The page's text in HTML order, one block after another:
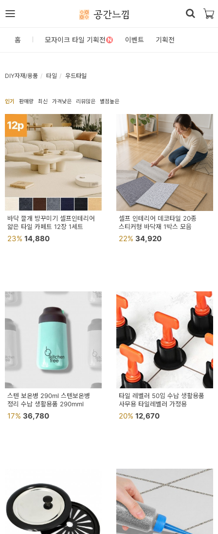
공간느낌
카
테
고
리
DIY
재/
용
품
침
구
인
소
품
그
튼/
홈 모자이크 타일 기획전 N 이벤트 기획전
DIY자재/용품 타일 우드타일
인기 판매량 최신 가격낮은 리뷰많은 별점높은
바닥 깔개 방꾸미기 셀프인테리어
얇은 타일 카페트 12장 1세트
23% 14,880
셀프 인테리어 데코타일 20종
스티커형 바닥재 1박스 모음
22% 34,920
스텐 보온병 290ml 스텐보온병
정리 수납 생활용품 290mml
17% 36,780
타일 레벨러 50입 수납 생활용품
사무용 타일레벨러 가정용
20% 12,670